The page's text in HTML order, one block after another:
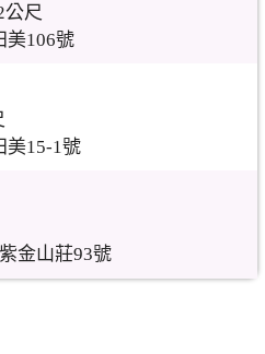
公尺
美106號
美15-1號
金山莊93號